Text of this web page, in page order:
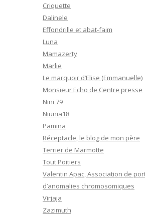
Criquette
Dalinele
Effondrille et abat-faim
Luna
Mamazerty
Marlie
Le marquoir d’Elise (Emmanuelle)
Monsieur Echo de Centre presse
Nini 79
Niunia18
Pamina
Réceptacle, le blog de mon père
Terrier de Marmotte
Tout Poitiers
Valentin Apac, Association de
d’anomalies chromosomiques
Virjaja
Zazimuth